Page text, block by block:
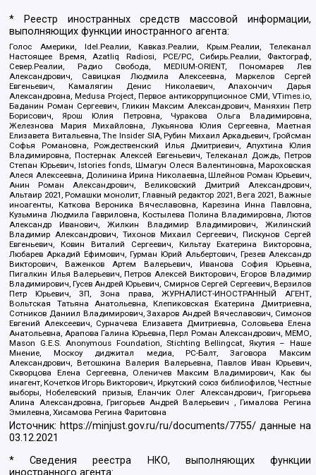
* Реестр иностранных средств массовой информации,
выполняющих функции иностранного агента:
Голос Америки, Idel.Реалии, Кавказ.Реалии, Крым.Реалии, Телеканал
Настоящее Время, Azatliq Radiosi, PCE/PC, Сибирь.Реалии, Фактограф,
Север.Реалии, Радио Свобода, MEDIUM-ORIENT, Пономарев Лев
Александрович, Савицкая Людмила Алексеевна, Маркелов Сергей
Евгеньевич, Камалягин Денис Николаевич, Апахончич Дарья
Александровна, Medusa Project, Первое антикоррупционное СМИ, VTimes.io,
Баданин Роман Сергеевич, Гликин Максим Александрович, Маняхин Петр
Борисович, Ярош Юлия Петровна, Чуракова Ольга Владимировна,
Железнова Мария Михайловна, Лукьянова Юлия Сергеевна, Маетная
Елизавета Витальевна, The Insider SIA, Рубин Михаил Аркадьевич, Гройсман
Софья Романовна, Рождественский Илья Дмитриевич, Апухтина Юлия
Владимировна, Постернак Алексей Евгеньевич, Телеканал Дождь, Петров
Степан Юрьевич, Istories fonds, Шмагун Олеся Валентиновна, Мароховская
Алеся Алексеевна, Долинина Ирина Николаевна, Шлейнов Роман Юрьевич,
Анин Роман Александрович, Великовский Дмитрий Александрович,
Альтаир 2021, Ромашки монолит, Главный редактор 2021, Вега 2021, Важные
иноагенты, Каткова Вероника Вячеславовна, Карезина Инна Павловна,
Кузьмина Людмила Гавриловна, Костылева Полина Владимировна, Лютов
Александр Иванович, Жилкин Владимир Владимирович, Жилинский
Владимир Александрович, Тихонов Михаил Сергеевич, Пискунов Сергей
Евгеньевич, Ковин Виталий Сергеевич, Кильтау Екатерина Викторовна,
Любарев Аркадий Ефимович, Гурман Юрий Альбертович, Грезев Александр
Викторович, Важенков Артем Валерьевич, Иванова София Юрьевна,
Пигалкин Илья Валерьевич, Петров Алексей Викторович, Егоров Владимир
Владимирович, Гусев Андрей Юрьевич, Смирнов Сергей Сергеевич, Верзилов
Петр Юрьевич, ЗП, Зона права, ЖУРНАЛИСТ-ИНОСТРАННЫЙ АГЕНТ,
Вольтская Татьяна Анатольевна, Клепиковская Екатерина Дмитриевна,
Сотников Даниил Владимирович, Захаров Андрей Вячеславович, Симонов
Евгений Алексеевич, Сурначева Елизавета Дмитриевна, Соловьева Елена
Анатольевна, Арапова Галина Юрьевна, Перл Роман Александрович, МЕМО,
Mason G.E.S. Anonymous Foundation, Stichting Bellingcat, Якутия – Наше
Мнение, Москоу диджитал медиа, РС-Балт, Заговора Максим
Александрович, Ветошкина Валерия Валерьевна, Павлов Иван Юрьевич,
Скворцова Елена Сергеевна, Оленичев Максим Владимирович, Как бы
инагент, Кочетков Игорь Викторович, Иркутский союз библиофилов, Честные
выборы, Нобелевский призыв, Еланчик Олег Александрович, Григорьева
Алина Александровна, Григорьев Андрей Валерьевич , Гималова Регина
Эмилевна, Хисамова Регина Фаритовна
Источник: https://minjust.gov.ru/ru/documents/7755/ данные на
03.12.2021
* Сведения реестра НКО, выполняющих функции
иностранного агента: